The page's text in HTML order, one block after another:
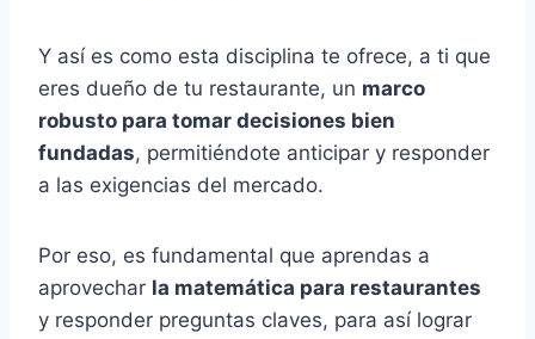
Y así es como esta disciplina te ofrece, a ti que
eres dueño de tu restaurante, un marco
robusto para tomar decisiones bien
fundadas, permitiéndote anticipar y responder
a las exigencias del mercado.
Por eso, es fundamental que aprendas a
aprovechar la matemática para restaurantes
y responder preguntas claves, para así lograr